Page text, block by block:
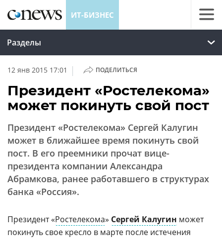
ИТ-БИЗНЕС
Разделы
12 янв 2015 17:01 | ПОДЕЛИТЬСЯ
Президент «Ростелекома»
может покинуть свой пост
Президент «Ростелекома» Сергей Калугин
может в ближайшее время покинуть свой
пост. В его преемники прочат вице-
президента компании Александра
Абрамкова, ранее работавшего в структурах
банка «Россия».
Президент «Ростелекома» Сергей Калугин может
покинуть свое кресло в марте после истечения